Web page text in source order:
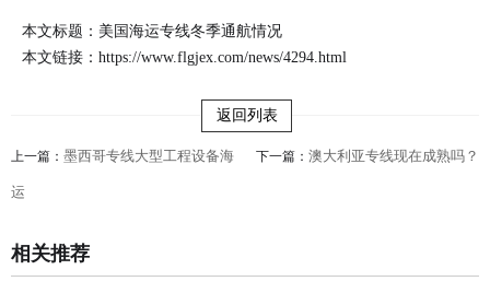
本文标题：美国海运专线冬季通航情况
本文链接： https://www.flgjex.com/news/4294.html
返回列表
上一篇： 墨西哥专线大型工程设备海
运
下一篇： 澳大利亚专线现在成熟吗？
相关推荐